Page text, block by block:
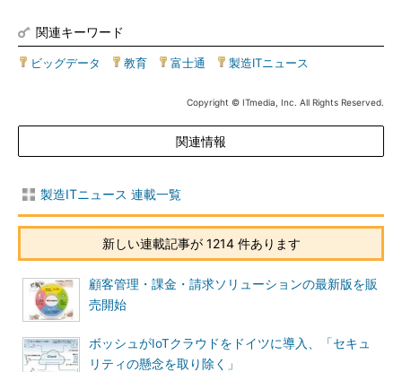
関連キーワード
ビッグデータ 教育 富士通 製造ITニュース
Copyright © ITmedia, Inc. All Rights Reserved.
関連情報
製造ITニュース 連載一覧
新しい連載記事が 1214 件あります
顧客管理・課金・請求ソリューションの最新版を販
売開始
ボッシュがIoTクラウドをドイツに導入、「セキュ
リティの懸念を取り除く」